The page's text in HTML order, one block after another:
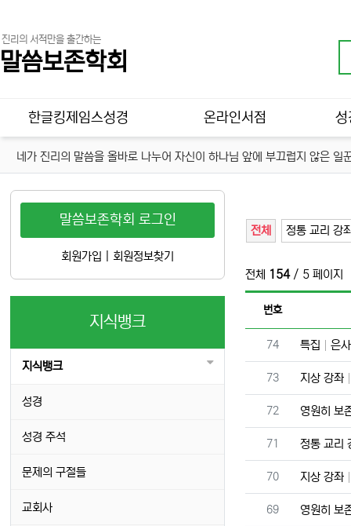
진리의 서적만을 출간하는
말씀보존학회
메인 메뉴
한글킹제임스성경 온라인서점 성
네가 진리의 말씀을 올바로 나누어 자신이 하나님 앞에 부끄럽지 않은
전체 정통 교리 강
전체 154/ 5 페이지
번호
번호
74 특집 은
번호
73 지상 강좌
번호
72 영원히 보
번호
71 정통 교리
번호
70 지상 강좌
번호
69 영원히 보
말씀보존학회 로그인
회원가입 회원정보찾기
지식뱅크
지식뱅크
성경
성경 주석
문제의 구절들
교회사